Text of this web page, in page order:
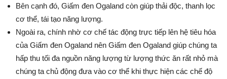
Bên cạnh đó, Giấm đen Ogaland còn giúp thải độc, thanh lọc
cơ thể, tái tạo năng lượng.
Ngoài ra, chính nhờ cơ chế tác động trực tiếp lên hệ tiêu hóa
của Giấm đen Ogaland nên Giấm đen Ogaland giúp chúng ta
hấp thu tối đa nguồn năng lượng từ lượng thức ăn rất nhỏ mà
chúng ta chủ động đưa vào cơ thể khi thực hiện các chế độ